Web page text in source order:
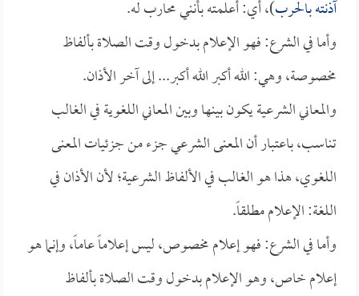
آذنته بالحرب)، أي: أعلمته بأنني محارب له.
وأما في الشرع: فهو الإعلام بدخول وقت الصلاة بألفاظ
مخصوصة، وهي: الله أكبر الله أكبر... إلى آخر الأذان.
والمعاني الشرعية يكون بينها وبين المعاني اللغوية في الغالب
تناسب، باعتبار أن المعنى الشرعي جزء من جزئيات المعنى
اللغوي، هذا هو الغالب في الألفاظ الشرعية؛ لأن الأذان في
اللغة: الإعلام مطلقاً.
وأما في الشرع: فهو إعلام مخصوص، ليس إعلاماً عاماً، وإنما هو
إعلام خاص، وهو الإعلام بدخول وقت الصلاة بألفاظ